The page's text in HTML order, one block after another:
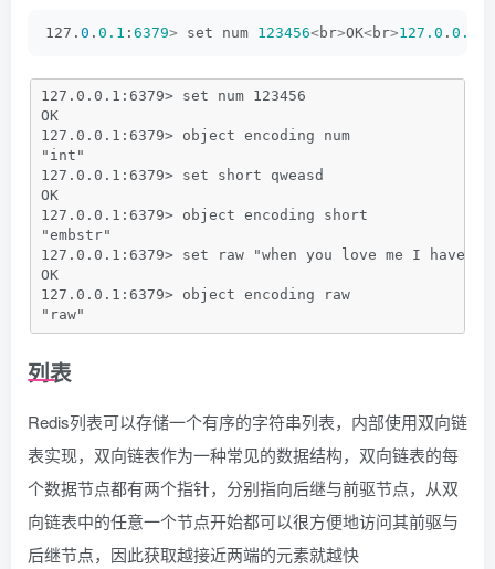
127. 0 . 0.1 : 6379> set num 123456<br>OK<br>127.0 . 0.1
127.0.0.1:6379> set num 123456
OK
127.0.0.1:6379> object encoding num
"int"
127.0.0.1:6379> set short qweasd
OK
127.0.0.1:6379> object encoding short
"embstr"
127.0.0.1:6379> set raw "when you love me I have
OK
127.0.0.1:6379> object encoding raw
"raw"
列表
Redis列表可以存储一个有序的字符串列表，内部使用双向链
表实现，双向链表作为一种常见的数据结构，双向链表的每
个数据节点都有两个指针，分别指向后继与前驱节点，从双
向链表中的任意一个节点开始都可以很方便地访问其前驱与
后继节点，因此获取越接近两端的元素就越快